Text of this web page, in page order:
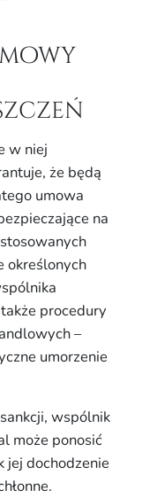
w niej
że będą
umowa
na
określonych
procedury
–
umorzenie
wspólnik
może ponosić
jej dochodzenie